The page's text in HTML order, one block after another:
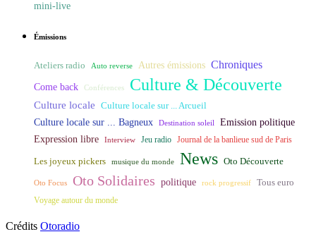
mini-live
Émissions
Ateliers radio Auto reverse Autres émissions Chroniques
Come back Conférences Culture & Découverte
Culture locale Culture locale sur ... Arcueil
Culture locale sur ... Bagneux Destination soleil Emission politique
Expression libre Interview Jeu radio Journal de la banlieue sud de Paris
Les joyeux pickers musique du monde News Oto Découverte
Oto Focus Oto Solidaires politique rock progressif Tous euro
Voyage autour du monde
Crédits Otoradio